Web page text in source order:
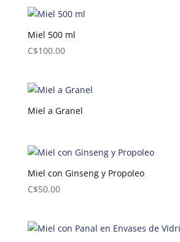
Miel 500 ml
C$100.00
Miel a Granel
Miel con Ginseng y Propoleo
C$50.00